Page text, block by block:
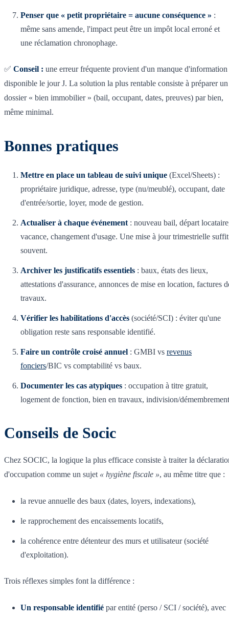
Penser que « petit propriétaire = aucune conséquence » :
même sans amende, l'impact peut être un impôt local erroné et
une réclamation chronophage.
✅ Conseil : une erreur fréquente provient d'un manque d'information
disponible le jour J. La solution la plus rentable consiste à préparer un
dossier « bien immobilier » (bail, occupant, dates, preuves) par bien,
même minimal.
Bonnes pratiques
Mettre en place un tableau de suivi unique (Excel/Sheets) :
propriétaire juridique, adresse, type (nu/meublé), occupant, date
d'entrée/sortie, loyer, mode de gestion.
Actualiser à chaque événement : nouveau bail, départ
vacance, changement d'usage. Une mise à jour trimestrielle suffit
souvent.
Archiver les justificatifs essentiels : baux, états des lieux,
attestations d'assurance, annonces de mise en location, factures
travaux.
Vérifier les habilitations d'accès (société/SCI) : éviter qu'une
obligation reste sans responsable identifié.
Faire un contrôle croisé annuel : GMBI vs revenus
fonciers/BIC vs comptabilité vs baux.
Documenter les cas atypiques : occupation à titre gratuit,
logement de fonction, bien en travaux, indivision/
Conseils de Socic
Chez SOCIC, la logique la plus efficace consiste à traiter la
d'occupation comme un sujet « hygiène fiscale », au même titre que :
la revue annuelle des baux (dates, loyers, indexations),
le rapprochement des encaissements locatifs,
la cohérence entre détenteur des murs et utilisateur (société
d'exploitation).
Trois réflexes simples font la différence :
Un responsable identifié par entité (perso / SCI / société), avec